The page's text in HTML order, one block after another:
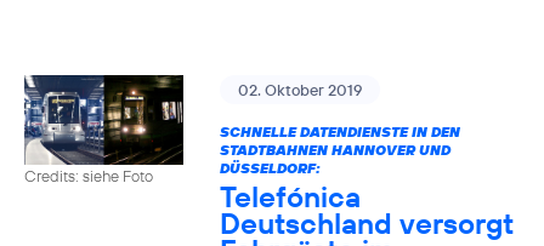
Credits: siehe Foto
02. Oktober 2019
SCHNELLE DATENDIENSTE IN DEN
STADTBAHNEN HANNOVER UND
DÜSSELDORF:
Telefónica
Deutschland versorgt